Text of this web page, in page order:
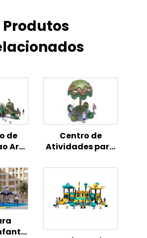
Produtos
de
Ar
com
Centro de
Atividades para
Livre -
Playground
Interativo com
Tema de Frango